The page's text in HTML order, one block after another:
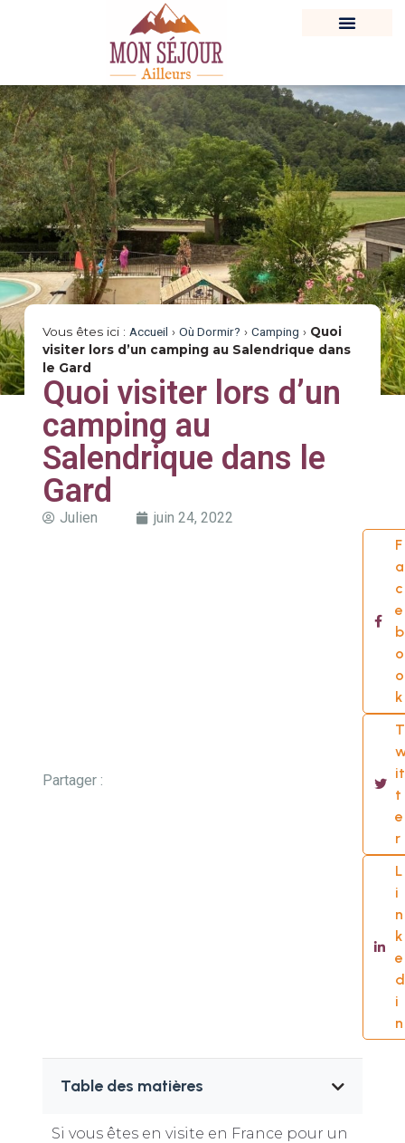
Vous êtes ici : Accueil › Où Dormir? › Camping › Quoi
visiter lors d’un camping au Salendrique dans
le Gard
Quoi visiter lors d’un
camping au
Salendrique dans le
Gard
Julien juin 24, 2022
Partager :
F
a
c
e
b
o
o
k
T
it
t
e
r
L
i
n
k
e
d
i
n
Table des matières
Si vous êtes en visite en France pour un